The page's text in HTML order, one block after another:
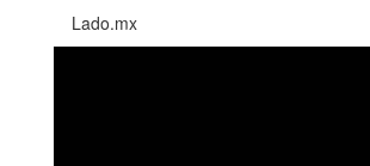
Lado.mx